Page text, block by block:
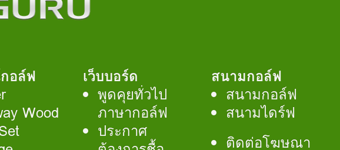
อล์ฟ
Wood
เว็บบอร์ด
พูดคุยทั่วไป
ภาษากอล์ฟ
ประกาศ
สนามกอล์ฟ
สนามกอล์ฟ
สนามไดร์ฟ
ติดต่อโฆษณา